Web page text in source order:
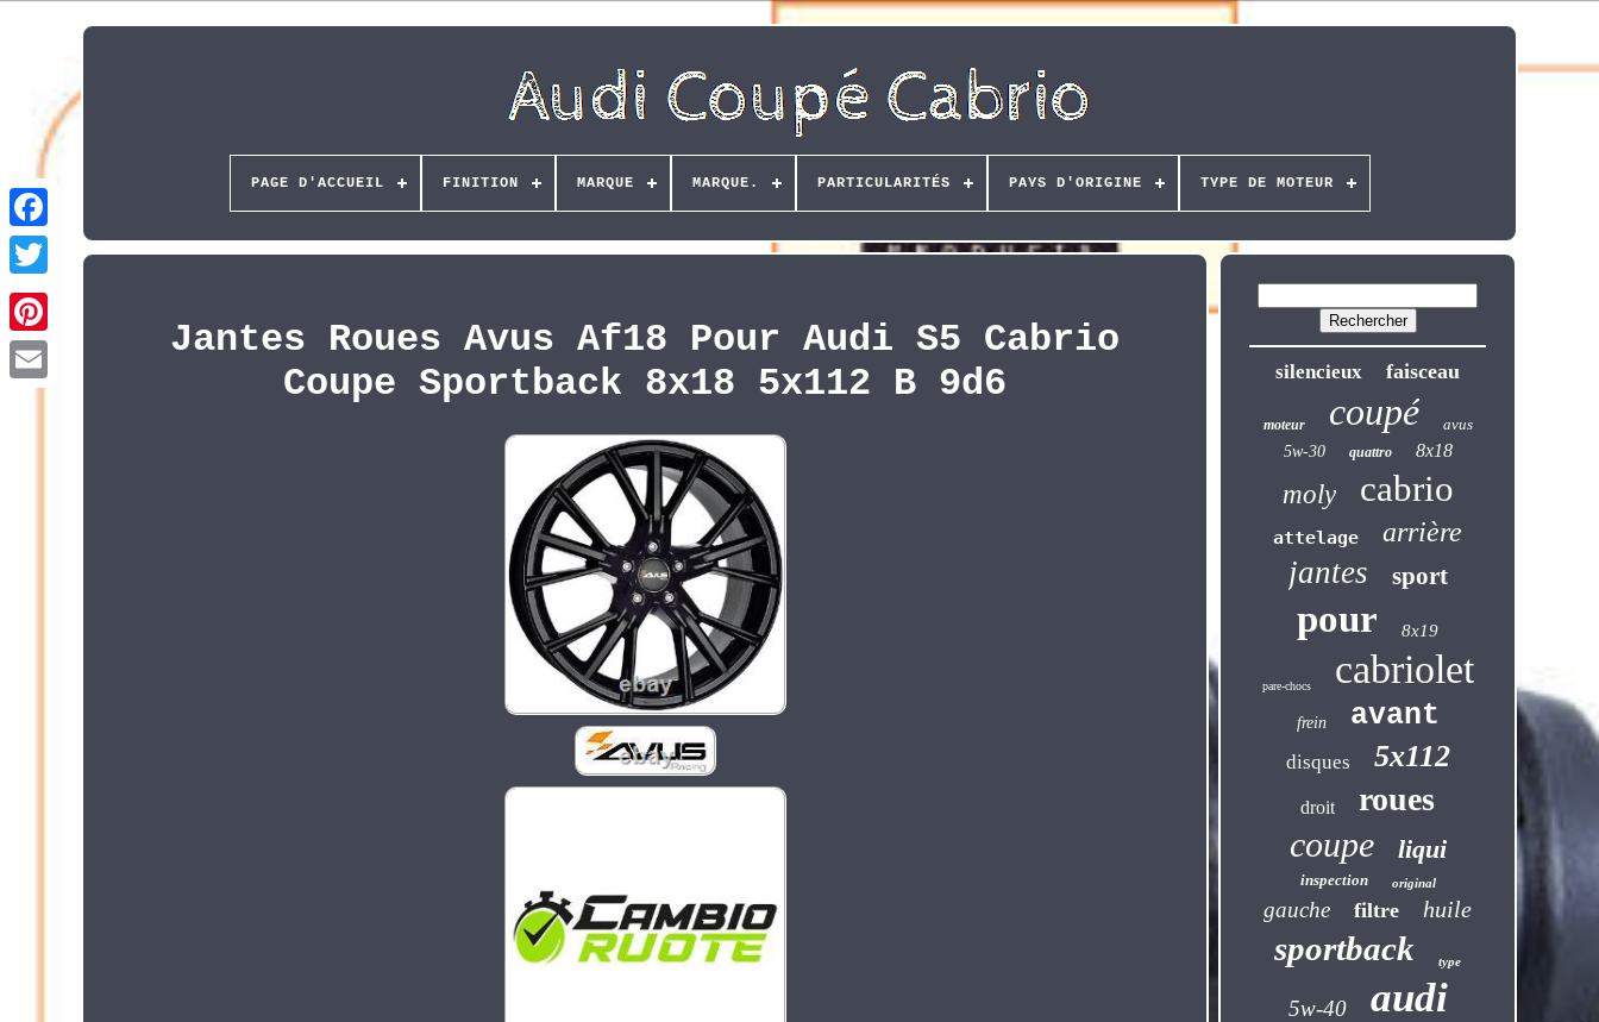
Pinterest
PAGE D'ACCUEIL FINITION MARQUE MARQUE. PARTICULARITÉS PAYS D'ORIGINE TYPE DE MOTEUR
Jantes Roues Avus Af18 Pour Audi S5 Cabrio
Coupe Sportback 8x18 5x112 B 9d6
silencieux faisceau
moteur coupé
avus
5w-30
quattro 8x18
moly cabrio
attelage arrière
jantes sport
pour 8x19
pare-chocs cabriolet
frein avant
disques 5x112
droit roues
coupe liqui
inspection original
gauche filtre huile
sportback type
5w-40 audi